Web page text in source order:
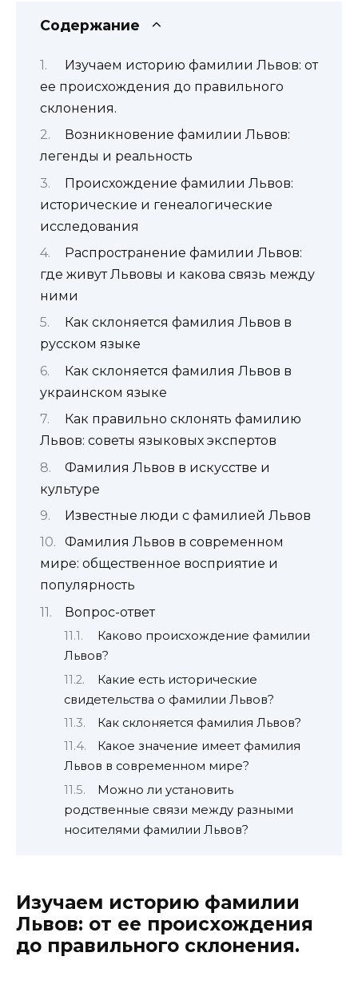
Содержание
Изучаем историю фамилии Львов: от
ее происхождения до правильного
склонения.
Возникновение фамилии Львов:
легенды и реальность
Происхождение фамилии Львов:
исторические и генеалогические
исследования
Распространение фамилии Львов:
где живут Львовы и какова связь между
ними
Как склоняется фамилия Львов в
русском языке
Как склоняется фамилия Львов в
украинском языке
Как правильно склонять фамилию
Львов: советы языковых экспертов
Фамилия Львов в искусстве и
культуре
Известные люди с фамилией Львов
Фамилия Львов в современном
мире: общественное восприятие и
популярность
Вопрос-ответ
Каково происхождение фамилии
Львов?
Какие есть исторические
свидетельства о фамилии Львов?
Как склоняется фамилия Львов?
Какое значение имеет фамилия
Львов в современном мире?
Можно ли установить
родственные связи между разными
носителями фамилии Львов?
Изучаем историю фамилии
Львов: от ее происхождения
до правильного склонения.